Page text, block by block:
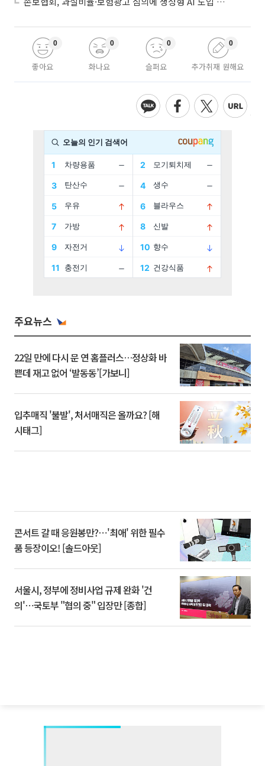
좋아요
0
화나요
0
슬퍼요
0
추가취재 원해요
0
주요뉴스
22일 만에 다시 문 연 홈플러스…정상화 바
쁜데 재고 없어 ‘발동동’[가보니]
입추매직 '불발', 처서매직은 올까요? [해
시태그]
콘서트 갈 때 응원봉만?⋯'최애' 위한 필수
품 등장이오! [솔드아웃]
서울시, 정부에 정비사업 규제 완화 '건
의'⋯국토부 "협의 중" 입장만 [종합]